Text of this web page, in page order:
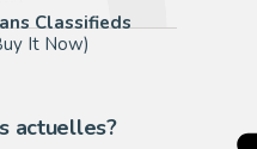
Classifieds
It Now)
actuelles?